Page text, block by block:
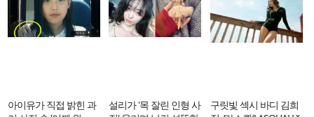
아이유가 직접 밝힌 과
설리가 '목 잘린 인형 사
구릿빛 섹시 바디 김희